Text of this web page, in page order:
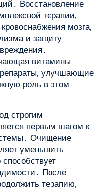
Восстановление
терапии‚
мозга‚
и защиту
витамины
улучшающие
роль в этом
строгим
первым шагом к
Очищение
уменьшить
способствует
После
терапию‚